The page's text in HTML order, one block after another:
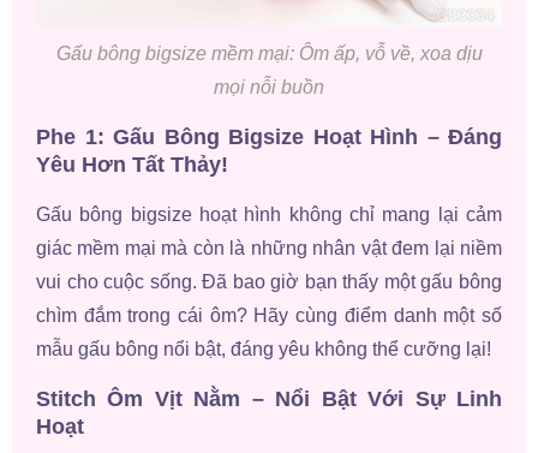
Gấu bông bigsize mềm mại: Ôm ấp, vỗ về, xoa dịu
mọi nỗi buồn
Phe 1: Gấu Bông Bigsize Hoạt Hình – Đáng
Yêu Hơn Tất Thảy!
Gấu bông bigsize hoạt hình không chỉ mang lại cảm
giác mềm mại mà còn là những nhân vật đem lại niềm
vui cho cuộc sống. Đã bao giờ bạn thấy một gấu bông
chìm đắm trong cái ôm? Hãy cùng điểm danh một số
mẫu gấu bông nổi bật, đáng yêu không thể cưỡng lại!
Stitch Ôm Vịt Nằm – Nổi Bật Với Sự Linh
Hoạt